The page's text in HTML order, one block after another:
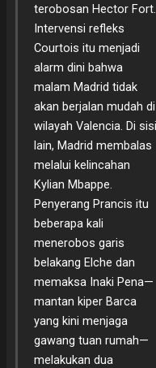
terobosan Hector Fort.
Intervensi refleks
Courtois itu menjadi
alarm dini bahwa
malam Madrid tidak
akan berjalan mudah di
wilayah Valencia. Di sisi
lain, Madrid membalas
melalui kelincahan
Kylian Mbappe.
Penyerang Prancis itu
beberapa kali
menerobos garis
belakang Elche dan
memaksa Inaki Pena—
mantan kiper Barca
yang kini menjaga
gawang tuan rumah—
melakukan dua